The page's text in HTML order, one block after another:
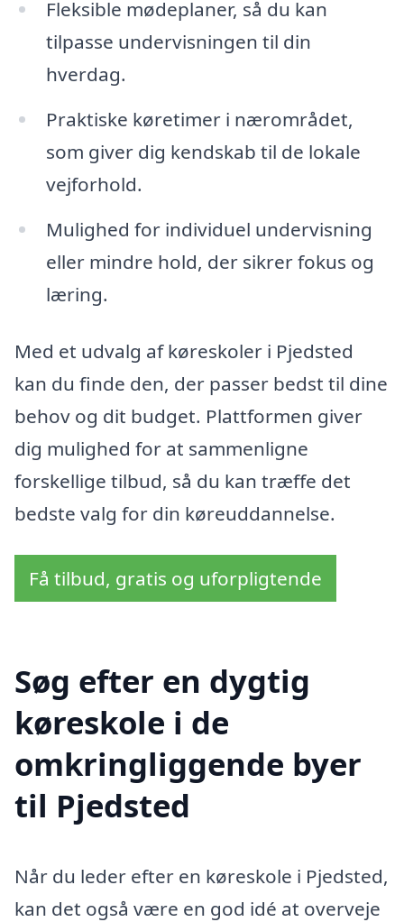
Fleksible mødeplaner, så du kan
tilpasse undervisningen til din
hverdag.
Praktiske køretimer i nærområdet,
som giver dig kendskab til de lokale
vejforhold.
Mulighed for individuel undervisning
eller mindre hold, der sikrer fokus og
læring.
Med et udvalg af køreskoler i Pjedsted
kan du finde den, der passer bedst til dine
behov og dit budget. Plattformen giver
dig mulighed for at sammenligne
forskellige tilbud, så du kan træffe det
bedste valg for din køreuddannelse.
Få tilbud, gratis og uforpligtende
Søg efter en dygtig
køreskole i de
omkringliggende byer
til Pjedsted
Når du leder efter en køreskole i Pjedsted,
kan det også være en god idé at overveje